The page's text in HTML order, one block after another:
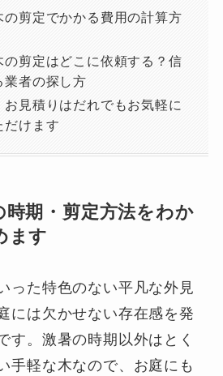
の剪定でかかる費用の計算方
の剪定はどこに依頼する？信
業者の探し方
お見積りはだれでもお気軽に
だけます
時期・剪定方法をわか
ます
った特色のない平凡な外見
には欠かせない存在感を発
す。激暑の時期以外はとく
手軽な木なので、お庭にも